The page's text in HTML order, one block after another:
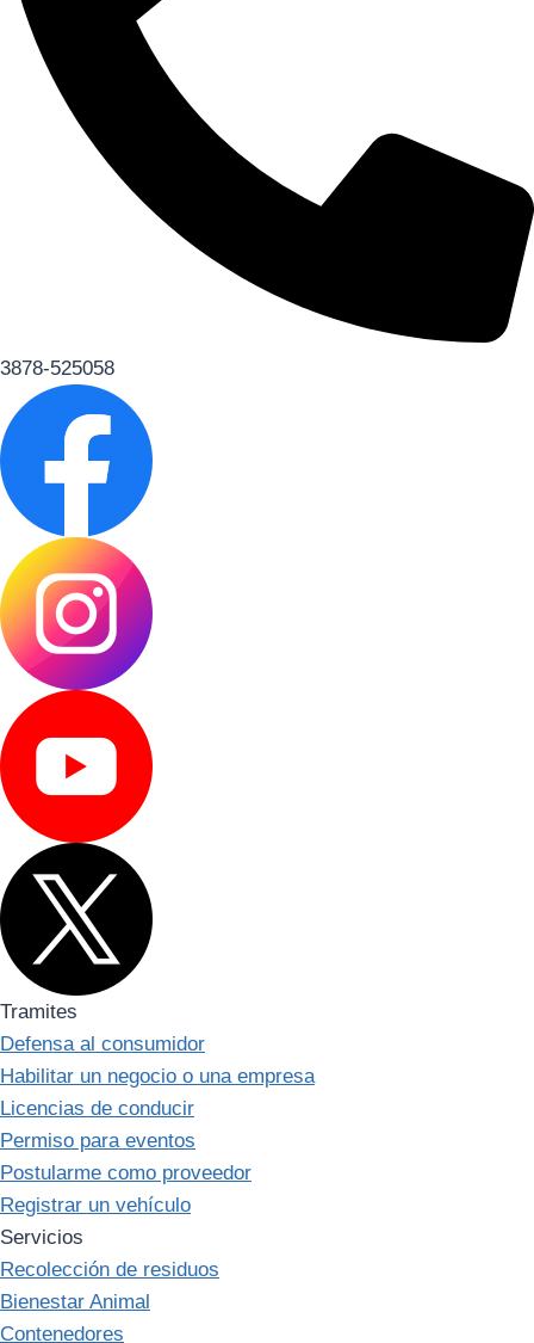
3878-525058
Tramites
Defensa al consumidor
Habilitar un negocio o una empresa
Licencias de conducir
Permiso para eventos
Postularme como proveedor
Registrar un vehículo
Servicios
Recolección de residuos
Bienestar Animal
Contenedores